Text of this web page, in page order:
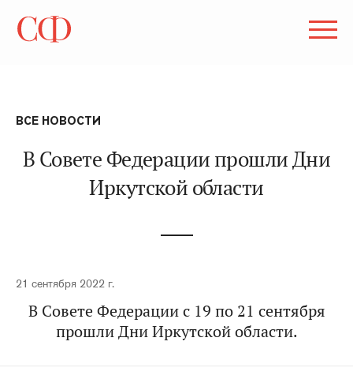
ВСЕ НОВОСТИ
В Совете Федерации прошли Дни
Иркутской области
21 сентября 2022 г.
В Совете Федерации с 19 по 21 сентября
прошли Дни Иркутской области.